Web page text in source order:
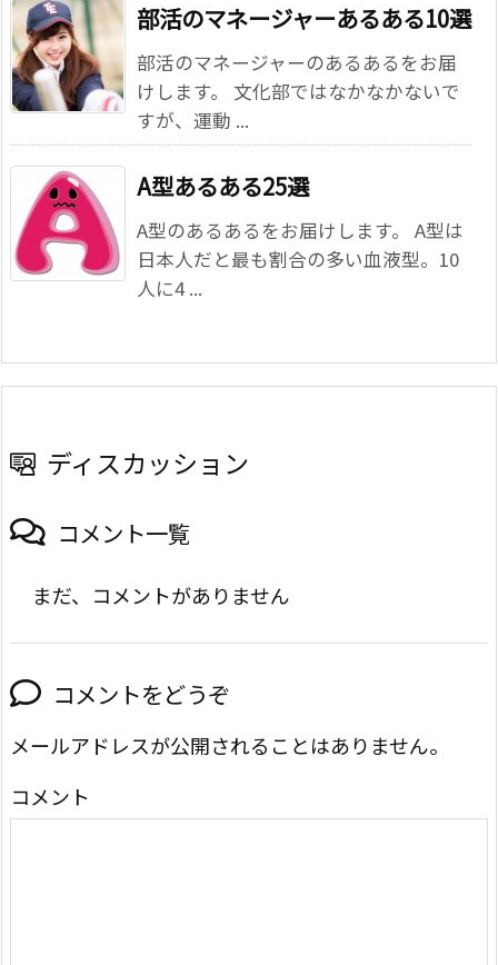
部活のマネージャーあるある10選
部活のマネージャーのあるあるをお届
けします。 文化部ではなかなかないで
すが、運動 ...
A型あるある25選
A型のあるあるをお届けします。 A型は
日本人だと最も割合の多い血液型。10
人に4 ...
ディスカッション
コメント一覧
まだ、コメントがありません
コメントをどうぞ
メールアドレスが公開されることはありません。
コメント